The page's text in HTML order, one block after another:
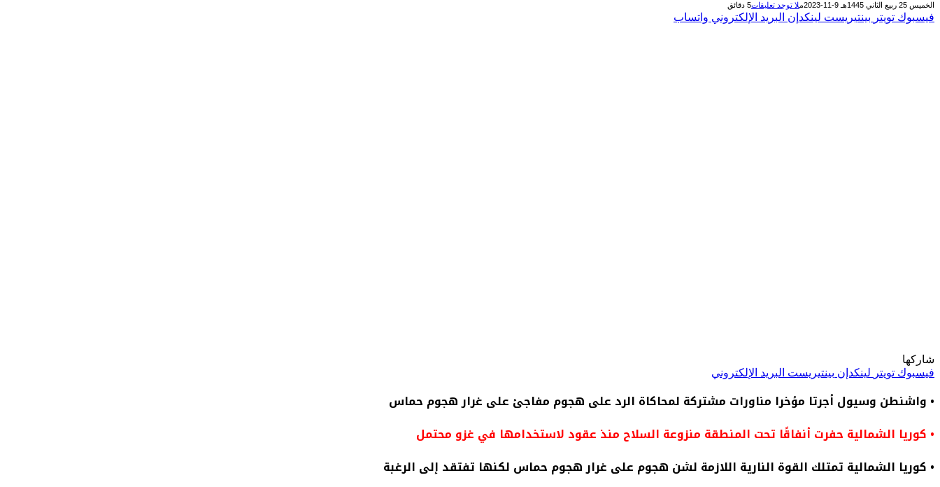
الخميس 25 ربيع الثاني 1445هـ 9-11-2023م لا توجد تعليقات5 دقائق
فيسبوك تويتر بينتيريست لينكدإن البريد الإلكتروني واتساب
شاركها
فيسبوك تويتر لينكدإن بينتيريست البريد الإلكتروني
• واشنطن وسيول أجرتا مؤخرا مناورات مشتركة لمحاكاة الرد على هجوم مفاجئ على غرار هجوم حماس
• كوريا الشمالية حفرت أنفاقًا تحت المنطقة منزوعة السلاح منذ عقود لاستخدامها في غزو محتمل
• كوريا الشمالية تمتلك القوة النارية اللازمة لشن هجوم على غرار هجوم حماس لكنها تفتقد إلى الرغبة